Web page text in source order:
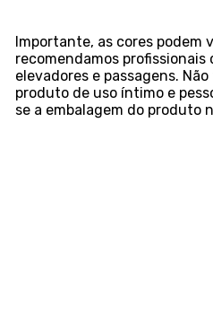
Importante, as cores podem
recomendamos
elevadores e passagens.
produto de uso íntimo e
se a embalagem do produto